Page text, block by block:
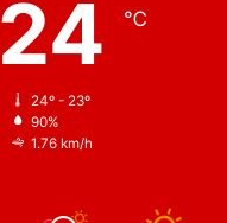
24 ℃
24º - 23º
90%
1.76 km/h